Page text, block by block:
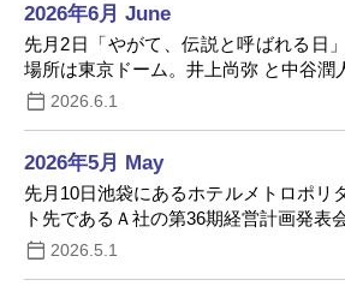
2026年6月 June
先月2日「やがて、伝説と呼ばれる日
場所は東京ドーム。井上尚弥 と中谷
2026.6.1
2026年5月 May
先月10日池袋にあるホテルメトロポリ
ト先であるＡ社の第36期経営計画発表
2026.5.1